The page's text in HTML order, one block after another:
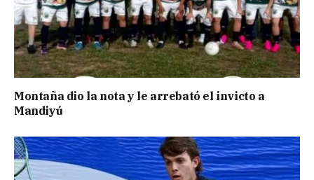
Montaña dio la nota y le arrebató el invicto a
Mandiyú